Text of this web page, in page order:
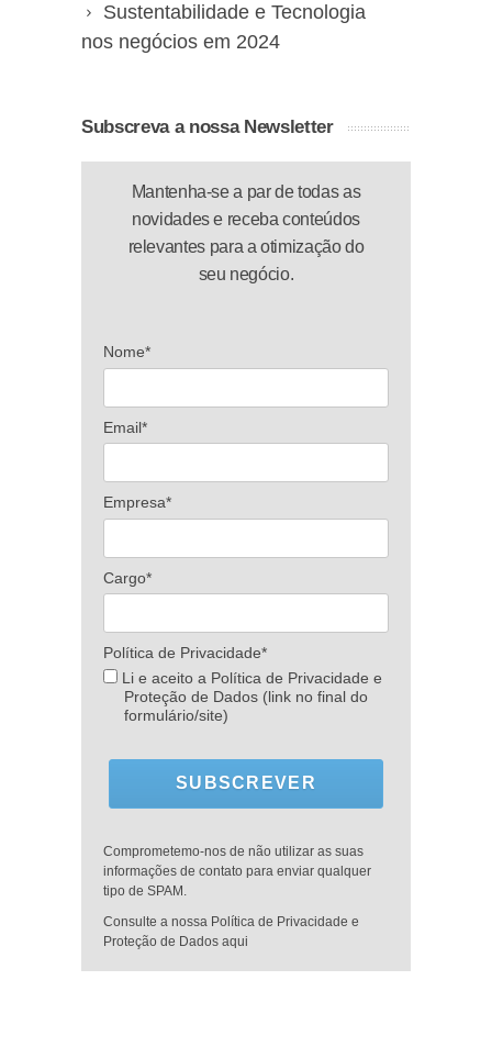
Sustentabilidade e Tecnologia
nos negócios em 2024
Subscreva a nossa Newsletter
Mantenha-se a par de todas as
novidades e receba conteúdos
relevantes para a otimização do
seu negócio.
Nome*
Email*
Empresa*
Cargo*
Política de Privacidade*
Li e aceito a Política de Privacidade e
Proteção de Dados (link no final do
formulário/site)
SUBSCREVER
Comprometemo-nos de não utilizar as suas
informações de contato para enviar qualquer
tipo de SPAM.
Consulte a nossa Política de Privacidade e
Proteção de Dados aqui